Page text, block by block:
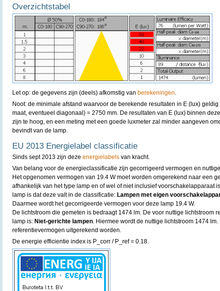
Overzichtstabel
Let op: de gegevens zijn (deels) afkomstig van berekeningen.
Noot: de minimale afstand waarvoor de berekende resultaten in E (lux)
maat, eventueel diagonaal) = 2750 mm. De resultaten van E (lux) binnen
zijn te hoog, en een meting met een goede luxmeter zal minder aangeven
bevindt van de lamp.
EU 2013 Energielabel classificatie
Sinds sept 2013 zijn deze energielabels van kracht.
Van belang voor de energieclassificatie zijn gecorrigeerd vermogen en
Het opgenomen vermogen van 19.4 W moet worden omgerekend naar een
afhankelijk van het type lamp en of wel of niet inclusief voorschakelapparaat
lamp is dat deze valt in de classificatie: Lampen met eigen
Daarmee wordt het gecorrigeerde vermogen voor deze lamp 19.4 W.
De lichtstroom die gemeten is bedraagt 1474 lm. De voor nuttige lichtstroom
lamp is: Niet-gerichte lampen. Hiermee wordt de nuttige lichtstroom 1474
referentievermogen uitgerekend worden.
De energie efficientie index is P_corr / P_ref = 0.18.